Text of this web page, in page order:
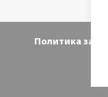
Политика за